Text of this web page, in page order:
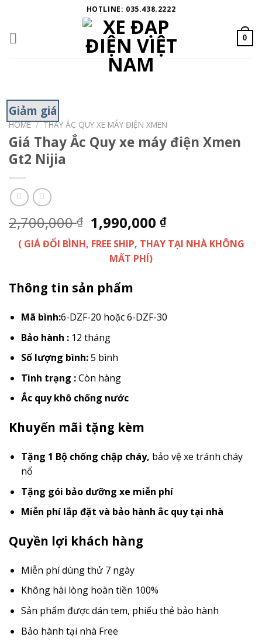
content
HOTLINE: 035.438.2222
0
Giảm giá
HOME / THAY ẮC QUY XE MÁY ĐIỆN XMEN
Giá Thay Ắc Quy xe máy điện Xmen
Gt2 Nijia
2,700,000₫ 1,990,000₫
( GIÁ ĐỔI BÌNH, FREE SHIP, THAY TẠI NHÀ KHÔNG
MẤT PHÍ)
Thông tin sản phẩm
Mã bình:6-DZF-20 hoặc 6-DZF-30
Bảo hành : 12 tháng
Số lượng bình:5 bình
Tình trạng :Còn hàng
Ắc quy khô chống nước
Khuyến mãi tặng kèm
Tặng 1 Bộ chống chập cháy, bảo vệ xe tránh cháy
nổ
Tặng gói bảo dưỡng xe miễn phí
Miễn phí lắp đặt và bảo hành ắc quy tại nhà
Quyền lợi khách hàng
Miễn phí dùng thử 7 ngày
Không hài lòng hoàn tiền 100%
Sản phẩm được dán tem, phiếu thẻ bảo hành
Bảo hành tại nhà Free